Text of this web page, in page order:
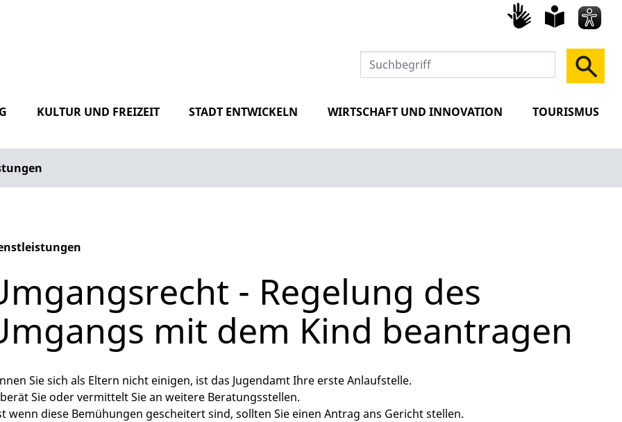
KULTUR UND FREIZEIT STADT ENTWICKELN WIRTSCHAFT UND INNOVATION TOURISMUS
- Regelung des
mit dem Kind beantragen
Sie sich als Eltern nicht einigen, ist das Jugendamt Ihre erste Anlaufstelle.
berät Sie oder vermittelt Sie an weitere Beratungsstellen.
wenn diese Bemühungen gescheitert sind, sollten Sie einen Antrag ans Gericht stellen.